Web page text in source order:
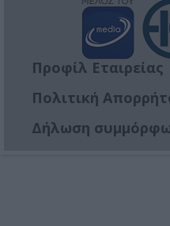
Προφίλ Εταιρείας
Πολιτική
Δήλωση